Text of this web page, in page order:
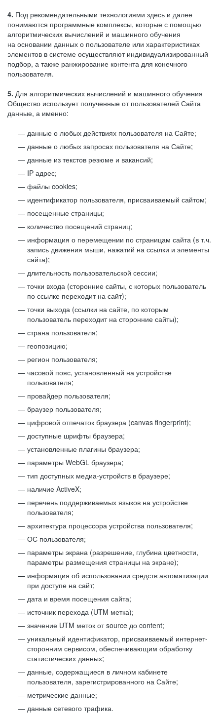
4. Под рекомендательными технологиями здесь и далее
понимаются программные комплексы, которые с помощью
алгоритмических вычислений и машинного обучения
на основании данных о пользователе или характеристиках
элементов в системе осуществляют индивидуализированный
подбор, а также ранжирование контента для конечного
пользователя.
5. Для алгоритмических вычислений и машинного обучения
Общество использует полученные от пользователей Сайта
данные, а именно:
данные о любых действиях пользователя на Сайте;
данные о любых запросах пользователя на Сайте;
данные из текстов резюме и вакансий;
IP адрес;
файлы cookies;
идентификатор пользователя, присваиваемый сайтом;
посещенные страницы;
количество посещений страниц;
информация о перемещении по страницам сайта (в т.ч.
запись движения мыши, нажатий на ссылки и элементы
сайта);
длительность пользовательской сессии;
точки входа (сторонние сайты, с которых пользователь
по ссылке переходит на сайт);
точки выхода (ссылки на сайте, по которым
пользователь переходит на сторонние сайты);
страна пользователя;
геопозицию;
регион пользователя;
часовой пояс, установленный на устройстве
пользователя;
провайдер пользователя;
браузер пользователя;
цифровой отпечаток браузера (canvas fingerprint);
доступные шрифты браузера;
установленные плагины браузера;
параметры WebGL браузера;
тип доступных медиа-устройств в браузере;
наличие ActiveX;
перечень поддерживаемых языков на устройстве
пользователя;
архитектура процессора устройства пользователя;
ОС пользователя;
параметры экрана (разрешение, глубина цветности,
параметры размещения страницы на экране);
информация об использовании средств автоматизации
при доступе на сайт;
дата и время посещения сайта;
источник перехода (UTM метка);
значение UTM меток от source до content;
уникальный идентификатор, присваиваемый интернет-
сторонним сервисом, обеспечивающим обработку
статистических данных;
данные, содержащиеся в личном кабинете
пользователя, зарегистрированного на Сайте;
метрические данные;
данные сетевого трафика.